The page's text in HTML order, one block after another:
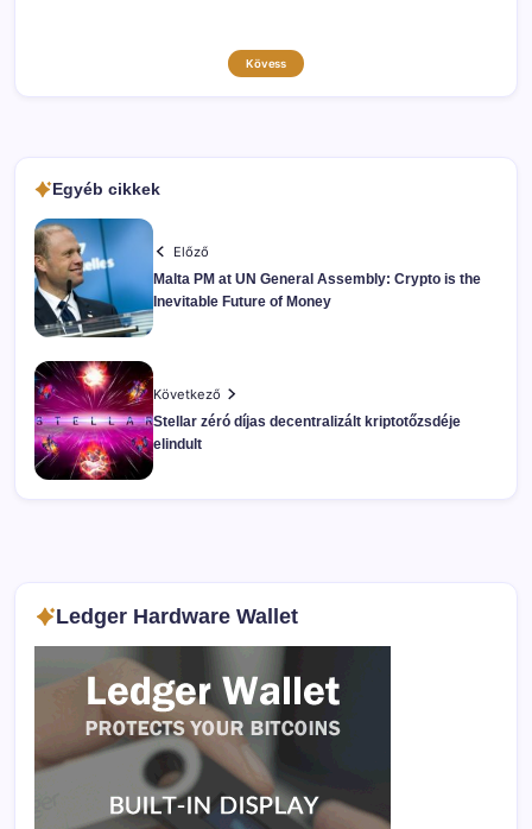
Kövess
Egyéb cikkek
Előző
Malta PM at UN General Assembly: Crypto is the
Inevitable Future of Money
Következő
Stellar zéró díjas decentralizált kriptotőzsdéje
elindult
Ledger Hardware Wallet